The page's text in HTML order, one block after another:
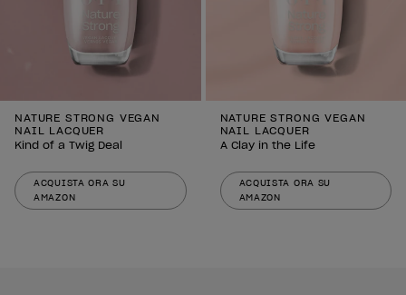
NATURE STRONG VEGAN
NAIL LACQUER
Kind of a Twig Deal
ACQUISTA ORA SU
AMAZON
NATURE STRONG VEGAN
NAIL LACQUER
A Clay in the Life
ACQUISTA ORA SU
AMAZON